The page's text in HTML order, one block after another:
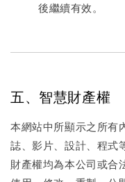
後繼續有效。
五、智慧財產權
本網站中所顯示之所有
誌、影片、設計、程式
財產權均為本公司或合